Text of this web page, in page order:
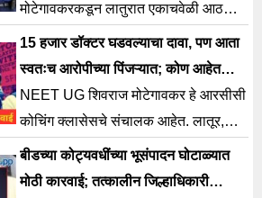
मोटेगावकरकडून लातुरात एकाचवेळी आठ
भूखंडाची खरेदी आणि मेडिकल कॉलेज उभारत
असल्याचं समोर आलंय.
15 हजार डॉक्टर घडवल्याचा दावा, पण आता
स्वतःच आरोपीच्या पिंजऱ्यात; कोण आहेत
मोटेगावकर?
NEET UG शिवराज मोटेगावकर हे आरसीसी
कोचिंग क्लासेसचे संचालक आहेत. लातूर,
पुण्यातल्या चौकशीनंतर मोटेगावकर यांना CBI
ने ताब्यात घेतलं आहे.
बीडच्या कोट्यवधींच्या भूसंपादन घोटाळ्यात
मोठी कारवाई; तत्कालीन जिल्हाधिकारी